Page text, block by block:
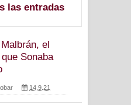
las entradas
el
Sonaba
14.9.21